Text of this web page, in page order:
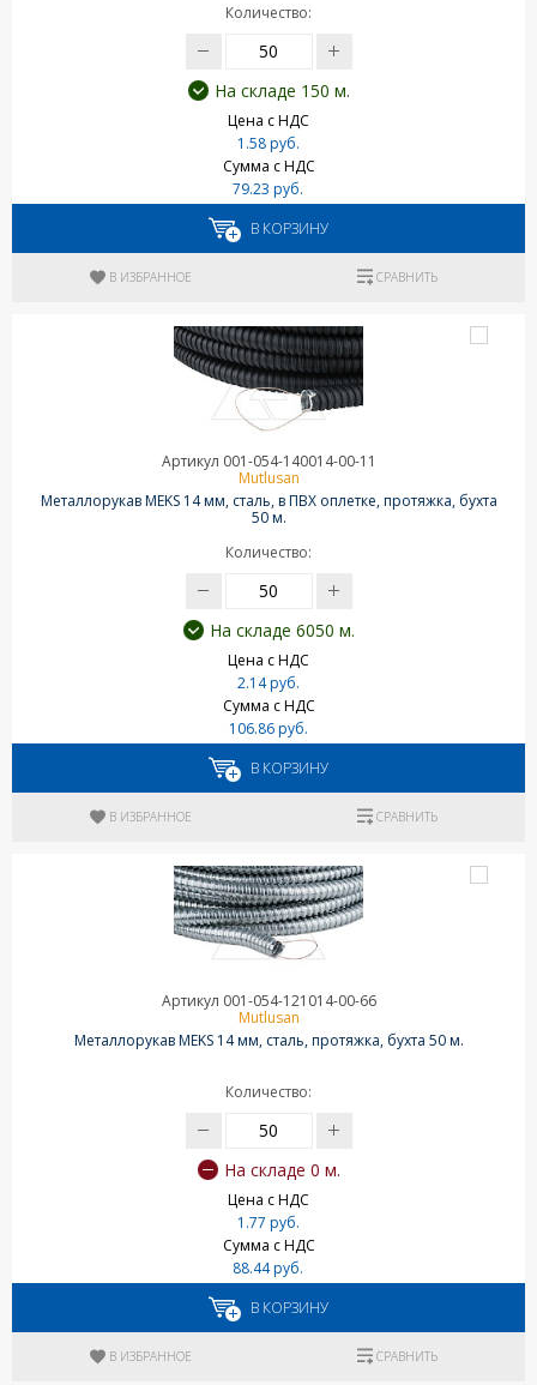
Количество:
На складе 150 м.
Цена с НДС
1.58 руб.
Сумма с НДС
79.23 руб.
В КОРЗИНУ
В ИЗБРАННОЕ СРАВНИТЬ
Артикул 001-054-140014-00-11
Mutlusan
Металлорукав MEKS 14 мм, сталь, в ПВХ оплетке, протяжка, бухта
50 м.
Количество:
На складе 6050 м.
Цена с НДС
2.14 руб.
Сумма с НДС
106.86 руб.
В КОРЗИНУ
В ИЗБРАННОЕ СРАВНИТЬ
Артикул 001-054-121014-00-66
Mutlusan
Металлорукав MEKS 14 мм, сталь, протяжка, бухта 50 м.
Количество:
На складе 0 м.
Цена с НДС
1.77 руб.
Сумма с НДС
88.44 руб.
В КОРЗИНУ
В ИЗБРАННОЕ СРАВНИТЬ